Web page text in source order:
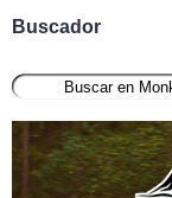
Buscador